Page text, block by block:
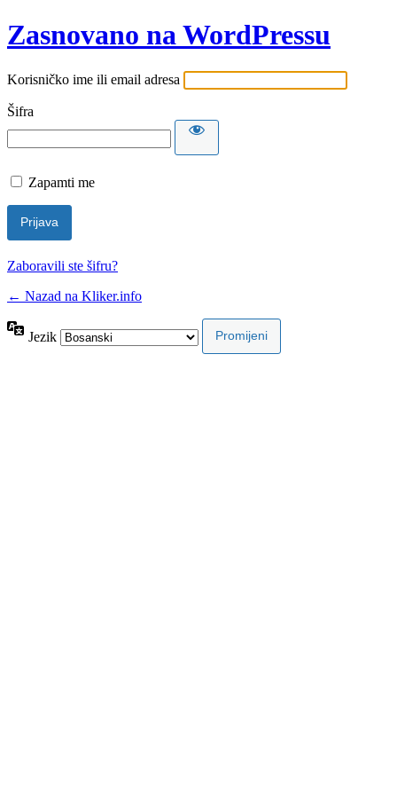
Zasnovano na WordPressu
Korisničko ime ili email adresa
Šifra
Zapamti me
Zaboravili ste šifru?
← Nazad na Kliker.info
Jezik